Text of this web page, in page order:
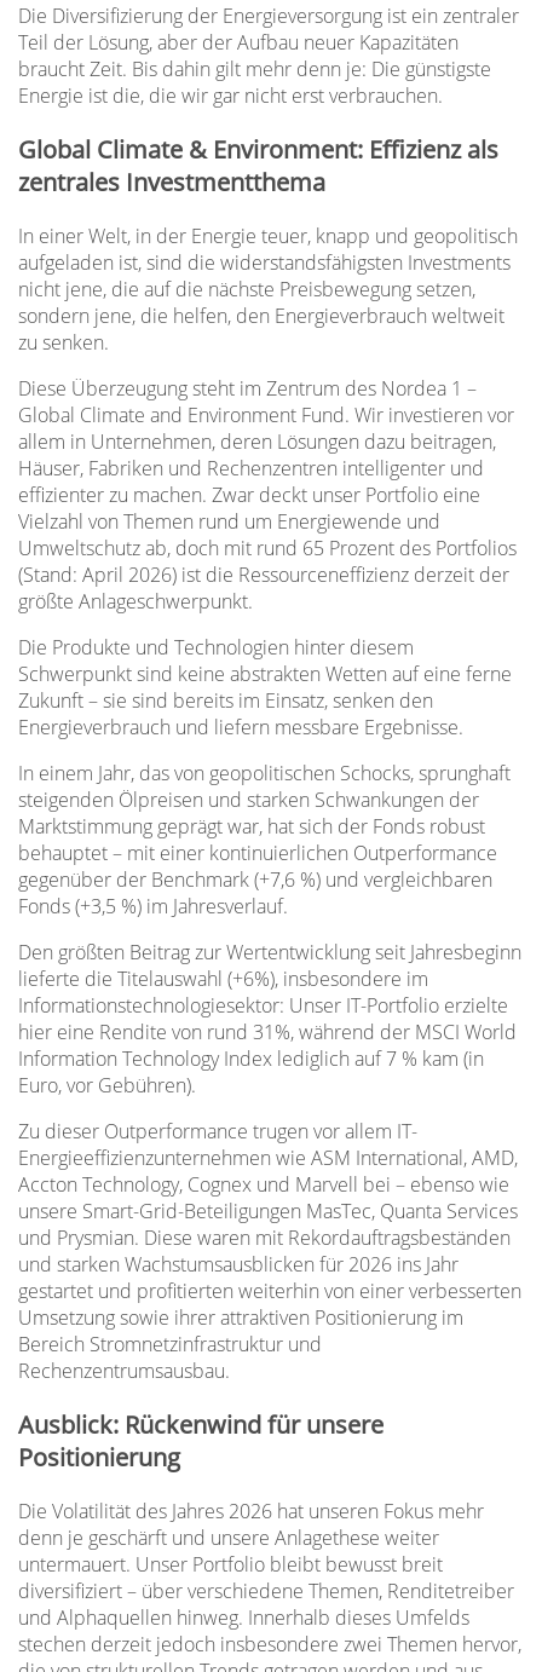
Die Diversifizierung der Energieversorgung ist ein zentraler
Teil der Lösung, aber der Aufbau neuer Kapazitäten
braucht Zeit. Bis dahin gilt mehr denn je: Die günstigste
Energie ist die, die wir gar nicht erst verbrauchen.
Global Climate & Environment: Effizienz als
zentrales Investmentthema
In einer Welt, in der Energie teuer, knapp und geopolitisch
aufgeladen ist, sind die widerstandsfähigsten Investments
nicht jene, die auf die nächste Preisbewegung setzen,
sondern jene, die helfen, den Energieverbrauch weltweit
zu senken.
Diese Überzeugung steht im Zentrum des Nordea 1 –
Global Climate and Environment Fund. Wir investieren vor
allem in Unternehmen, deren Lösungen dazu beitragen,
Häuser, Fabriken und Rechenzentren intelligenter und
effizienter zu machen. Zwar deckt unser Portfolio eine
Vielzahl von Themen rund um Energiewende und
Umweltschutz ab, doch mit rund 65 Prozent des Portfolios
(Stand: April 2026) ist die Ressourceneffizienz derzeit der
größte Anlageschwerpunkt.
Die Produkte und Technologien hinter diesem
Schwerpunkt sind keine abstrakten Wetten auf eine ferne
Zukunft – sie sind bereits im Einsatz, senken den
Energieverbrauch und liefern messbare Ergebnisse.
In einem Jahr, das von geopolitischen Schocks, sprunghaft
steigenden Ölpreisen und starken Schwankungen der
Marktstimmung geprägt war, hat sich der Fonds robust
behauptet – mit einer kontinuierlichen Outperformance
gegenüber der Benchmark (+7,6 %) und vergleichbaren
Fonds (+3,5 %) im Jahresverlauf.
Den größten Beitrag zur Wertentwicklung seit Jahresbeginn
lieferte die Titelauswahl (+6%), insbesondere im
Informationstechnologiesektor: Unser IT-Portfolio erzielte
hier eine Rendite von rund 31%, während der MSCI World
Information Technology Index lediglich auf 7 % kam (in
Euro, vor Gebühren).
Zu dieser Outperformance trugen vor allem IT-
Energieeffizienzunternehmen wie ASM International, AMD,
Accton Technology, Cognex und Marvell bei – ebenso wie
unsere Smart-Grid-Beteiligungen MasTec, Quanta Services
und Prysmian. Diese waren mit Rekordauftragsbeständen
und starken Wachstumsausblicken für 2026 ins Jahr
gestartet und profitierten weiterhin von einer verbesserten
Umsetzung sowie ihrer attraktiven Positionierung im
Bereich Stromnetzinfrastruktur und
Rechenzentrumsausbau.
Ausblick: Rückenwind für unsere
Positionierung
Die Volatilität des Jahres 2026 hat unseren Fokus mehr
denn je geschärft und unsere Anlagethese weiter
untermauert. Unser Portfolio bleibt bewusst breit
diversifiziert – über verschiedene Themen, Renditetreiber
und Alphaquellen hinweg. Innerhalb dieses Umfelds
stechen derzeit jedoch insbesondere zwei Themen hervor,